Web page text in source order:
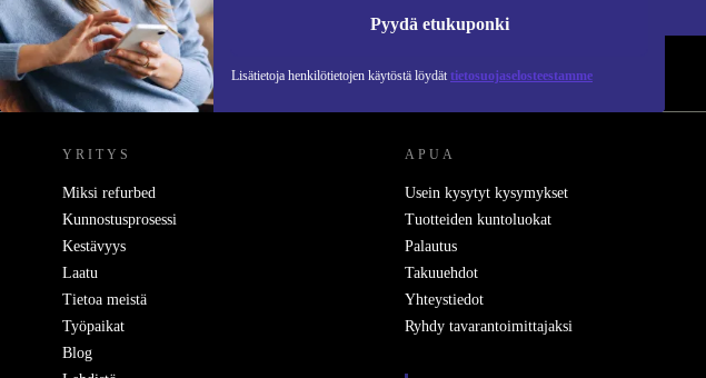
Pyydä etukuponki
Lisätietoja henkilötietojen käytöstä löydät tietosuojaselosteestamme
REFURBED SUOMI - RETHINK NEW.
YRITYS
Miksi refurbed
Kunnostusprosessi
Kestävyys
Laatu
Tietoa meistä
Työpaikat
Blog
APUA
Usein kysytyt kysymykset
Tuotteiden kuntoluokat
Palautus
Takuuehdot
Yhteystiedot
Ryhdy tavarantoimittajaksi